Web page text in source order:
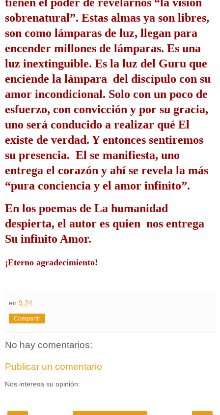
sobrenatural”. Estas almas ya son libres,
son como lámparas de luz, llegan para
encender millones de lámparas. Es una
luz inextinguible. Es la luz del Guru que
enciende la lámpara  del discípulo con su
amor incondicional. Solo con un poco de
esfuerzo, con convicción y por su gracia,
uno será conducido a realizar qué El
existe de verdad. Y entonces sentiremos
su presencia. El se manifiesta, uno
entrega el corazón y ahí se revela la más
“pura conciencia y el amor infinito”.
En los poemas de La humanidad
despierta, el autor es quien  nos entrega
Su infinito Amor.
¡Eterno agradecimiento!
en 9:24
Compartir
No hay comentarios:
Publicar un comentario
Nos interesa su opinión: